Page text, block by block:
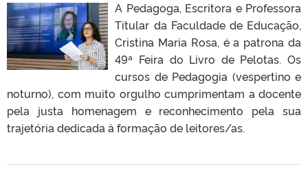
A Pedagoga, Escritora e Professora
Titular da Faculdade de Educação,
Cristina Maria Rosa, é a patrona da
49ª Feira do Livro de Pelotas. Os
cursos de Pedagogia (vespertino e
noturno), com muito orgulho cumprimentam a docente
pela justa homenagem e reconhecimento pela sua
trajetória dedicada à formação de leitores/as.